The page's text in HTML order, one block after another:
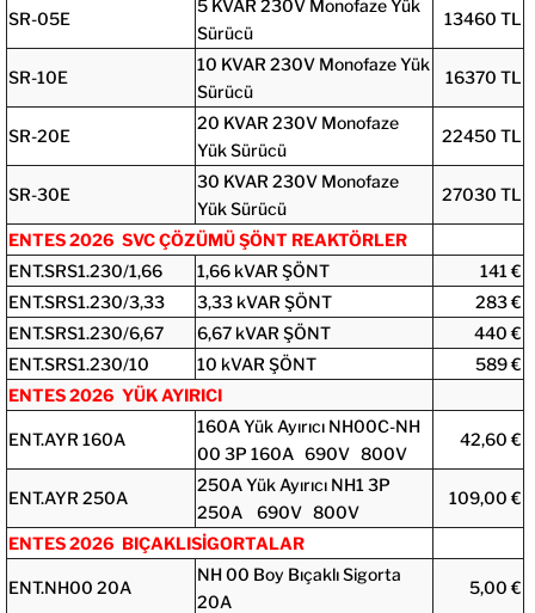
SR-05E
5 KVAR 230V Monofaze Yük
Sürücü
13460 TL
SR-10E
10 KVAR 230V Monofaze Yük
Sürücü
16370 TL
SR-20E
20 KVAR 230V Monofaze
Yük Sürücü
22450 TL
SR-30E
30 KVAR 230V Monofaze
Yük Sürücü
27030 TL
ENTES 2026 SVC ÇÖZÜMÜ ŞÖNT REAKTÖRLER
ENT.SRS1.230/1,66
1,66 kVAR ŞÖNT
141 €
ENT.SRS1.230/3,33
3,33 kVAR ŞÖNT
283 €
ENT.SRS1.230/6,67
6,67 kVAR ŞÖNT
440 €
ENT.SRS1.230/10
10 kVAR ŞÖNT
589 €
ENTES 2026 YÜK AYIRICI
ENT.AYR 160A
160A Yük Ayırıcı NH00C-NH
00 3P 160A 690V 800V
42,60 €
ENT.AYR 250A
250A Yük Ayırıcı NH1 3P
250A 690V 800V
109,00 €
ENTES 2026 BIÇAKLISİGORTALAR
ENT.NH00 20A
NH 00 Boy Bıçaklı Sigorta
20A
5,00 €